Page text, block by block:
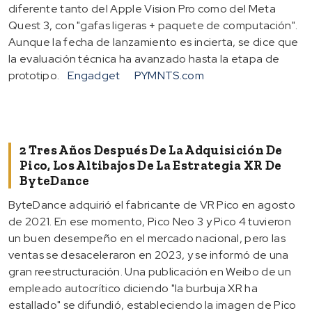
diferente tanto del Apple Vision Pro como del Meta
Quest 3, con "gafas ligeras + paquete de computación".
Aunque la fecha de lanzamiento es incierta, se dice que
la evaluación técnica ha avanzado hasta la etapa de
prototipo.
Engadget PYMNTS.com
2 Tres Años Después De La Adquisición De
Pico, Los Altibajos De La Estrategia XR De
ByteDance
ByteDance adquirió el fabricante de VR Pico en agosto
de 2021. En ese momento, Pico Neo 3 y Pico 4 tuvieron
un buen desempeño en el mercado nacional, pero las
ventas se desaceleraron en 2023, y se informó de una
gran reestructuración. Una publicación en Weibo de un
empleado autocrítico diciendo "la burbuja XR ha
estallado" se difundió, estableciendo la imagen de Pico